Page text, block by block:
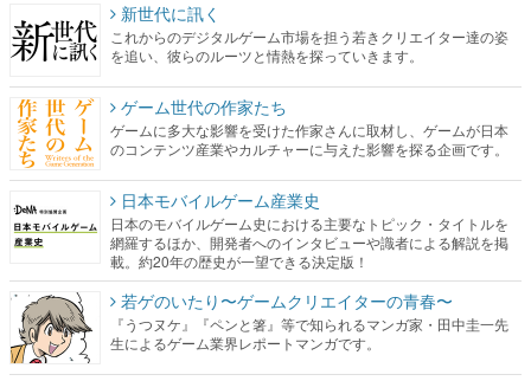
新世代に訊く
これからのデジタルゲーム市場を担う若きクリエイター達の姿
を追い、彼らのルーツと情熱を探っていきます。
ゲーム世代の作家たち
ゲームに多大な影響を受けた作家さんに取材し、ゲームが日本
のコンテンツ産業やカルチャーに与えた影響を探る企画です。
日本モバイルゲーム産業史
日本のモバイルゲーム史における主要なトピック・タイトルを
網羅するほか、開発者へのインタビューや識者による解説を掲
載。約20年の歴史が一望できる決定版！
若ゲのいたり〜ゲームクリエイターの青春〜
『うつヌケ』『ペンと箸』等で知られるマンガ家・田中圭一先
生によるゲーム業界レポートマンガです。